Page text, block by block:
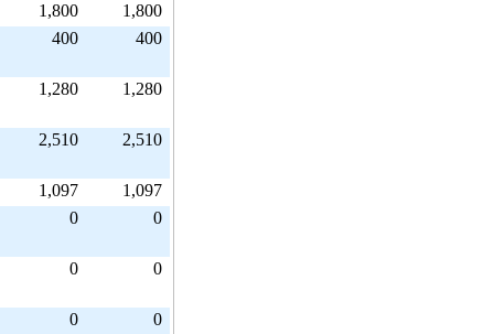
1,800
1,800
400
400
1,280 1,280
2,510 2,510
1,097
1,097
0
0
0 0
0 0